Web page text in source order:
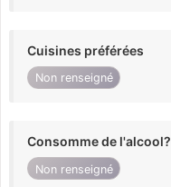
Cuisines préférées
Non renseigné
Consomme de l'alcool?
Non renseigné